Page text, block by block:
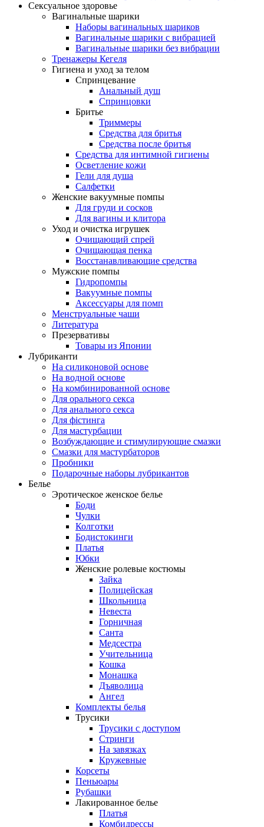
Сексуальное здоровье
Вагинальные шарики
Наборы вагинальных шариков
Вагинальные шарики с вибрацией
Вагинальные шарики без вибрации
Тренажеры Кегеля
Гигиена и уход за телом
Спринцевание
Анальный душ
Спринцовки
Бритье
Триммеры
Средства для бритья
Средства после бритья
Средства для интимной гигиены
Осветление кожи
Гели для душа
Салфетки
Женские вакуумные помпы
Для груди и сосков
Для вагины и клитора
Уход и очистка игрушек
Очищающий спрей
Очищающая пенка
Восстанавливающие средства
Мужские помпы
Гидропомпы
Вакуумные помпы
Аксессуары для помп
Менструальные чаши
Литература
Презервативы
Товары из Японии
Лубриканти
На силиконовой основе
На водной основе
На комбинированной основе
Для орального секса
Для анального секса
Для фістинга
Для мастурбации
Возбуждающие и стимулирующие смазки
Смазки для мастурбаторов
Пробники
Подарочные наборы лубрикантов
Белье
Эротическое женское белье
Боди
Чулки
Колготки
Бодистокинги
Платья
Юбки
Женские ролевые костюмы
Зайка
Полицейская
Школьница
Невеста
Горничная
Санта
Медсестра
Учительница
Кошка
Монашка
Дъяволица
Ангел
Комплекты белья
Трусики
Трусики с доступом
Стринги
На завязках
Кружевные
Корсеты
Пеньюары
Рубашки
Лакированное белье
Платья
Комбидрессы